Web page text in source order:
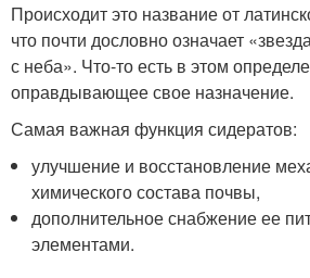
Происходит это название от
что почти дословно означает
с неба». Что-то есть в этом
оправдывающее свое назначение.
Самая важная функция сидератов:
улучшение и восстановление
химического состава почвы,
дополнительное снабжение ее
элементами.